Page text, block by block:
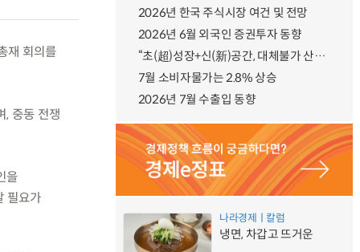
재 회의를
, 중동 전쟁
을
필요가
2026년 한국 주식시장 여건 및 전망
2026년 6월 외국인 증권투자 동향
“초(超)성장+신(新)공간, 대체불가 산업강국”
7월 소비자물가는 2.8% 상승
2026년 7월 수출입 동향
나라경제ㅣ칼럼
냉면, 차갑고 뜨거운